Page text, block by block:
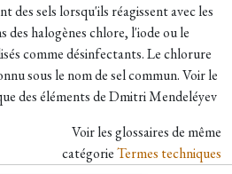
des sels lorsqu'ils réagissent avec les
des halogènes chlore, l'iode ou le
comme désinfectants. Le chlorure
sous le nom de sel commun. Voir le
des éléments de Dmitri Mendeléyev
Voir les glossaires de même
catégorieTermes techniques